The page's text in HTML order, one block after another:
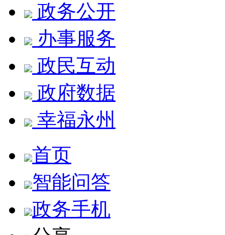
政务公开
办事服务
政民互动
政府数据
幸福永州
首页
智能问答
政务手机